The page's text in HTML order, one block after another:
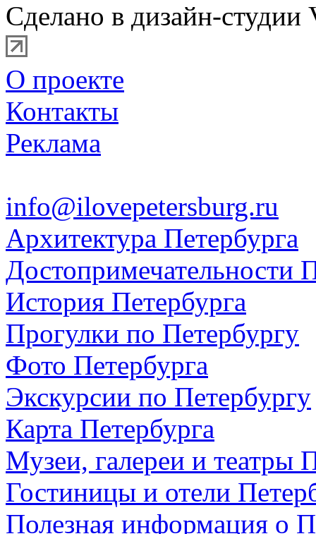
Сделано в дизайн-студии
О проекте
Контакты
Реклама
info@ilovepetersburg.ru
Архитектура Петербурга
Достопримечательности
История Петербурга
Прогулки по Петербургу
Фото Петербурга
Экскурсии по Петербургу
Карта Петербурга
Музеи, галереи и театры
Гостиницы и отели
Полезная информация о